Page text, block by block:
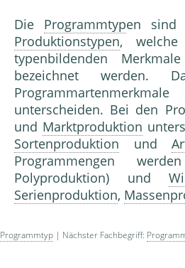
Die Programmtypen sind
Produktionstypen,
typenbildenden
bezeichnet werden.
unterscheiden. Bei den
und Marktproduktion
Sortenproduktion und
Programmengen
Polyproduktion) und
Serienproduktion,
Programmtyp | Nächster Fachbegriff: